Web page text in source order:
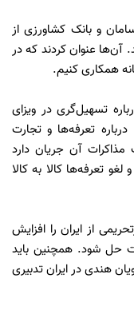
و بانک کشاورزی از
آن‌ها عنوان کردند که در
همکاری کنیم.
تسهیل‌گری در ویزای
تعرفه‌ها و تجارت
آن جریان دارد
تعرفه‌ها کالا به کالا
از ایران را افزایش
حل شود. همچنین باید
هندی در ایران تدبیری